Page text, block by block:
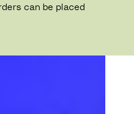
can be placed